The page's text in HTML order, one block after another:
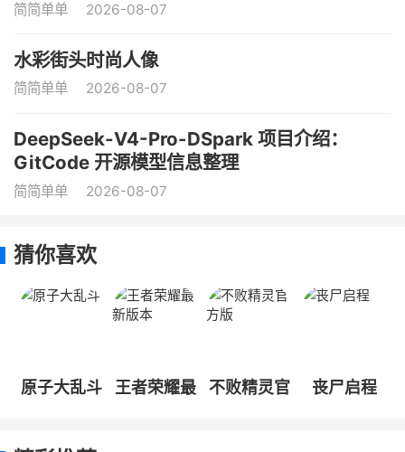
简简单单 2026-08-07
水彩街头时尚人像
简简单单 2026-08-07
DeepSeek-V4-Pro-DSpark 项目介绍：
GitCode 开源模型信息整理
简简单单 2026-08-07
猜你喜欢
原子大乱斗
王者荣耀最
不败精灵官
丧尸启程